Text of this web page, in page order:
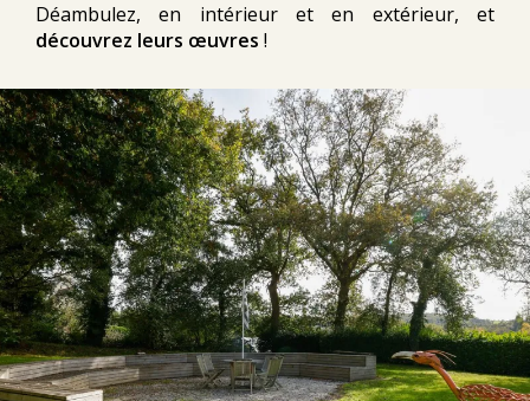
Déambulez, en intérieur et en extérieur, et
découvrez leurs œuvres !